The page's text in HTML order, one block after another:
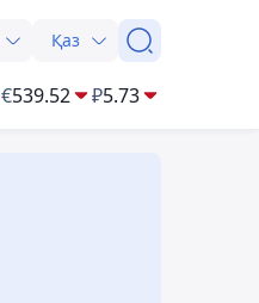
Қаз
€539.52 ₽5.73